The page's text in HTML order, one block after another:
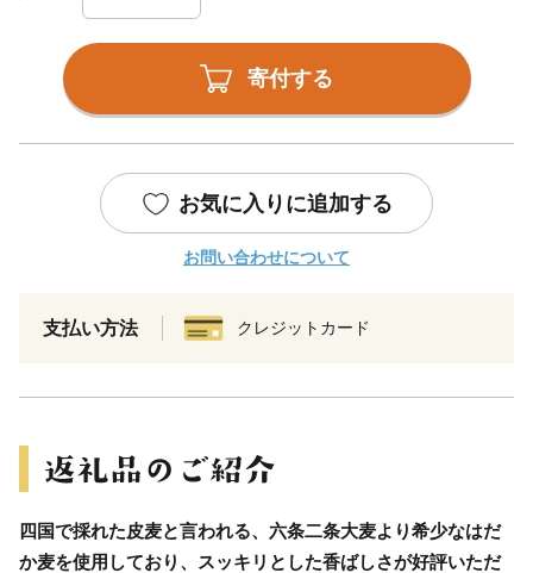
寄付する
お気に入りに追加する
お問い合わせについて
支払い方法 クレジットカード
四国で採れた皮麦と言われる、六条二条大麦より希少なはだ
か麦を使用しており、スッキリとした香ばしさが好評いただ